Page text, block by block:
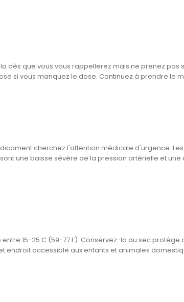
dès que vous vous rappellerez mais ne prenez pas
si vous manquez le dose. Continuez à prendre le
cherchez l'attention médicale d'urgence.
une baisse sévère de la pression artérielle et
15-25 C (59-77 F). Conservez-la au sec protége
accessible aux enfants et animales